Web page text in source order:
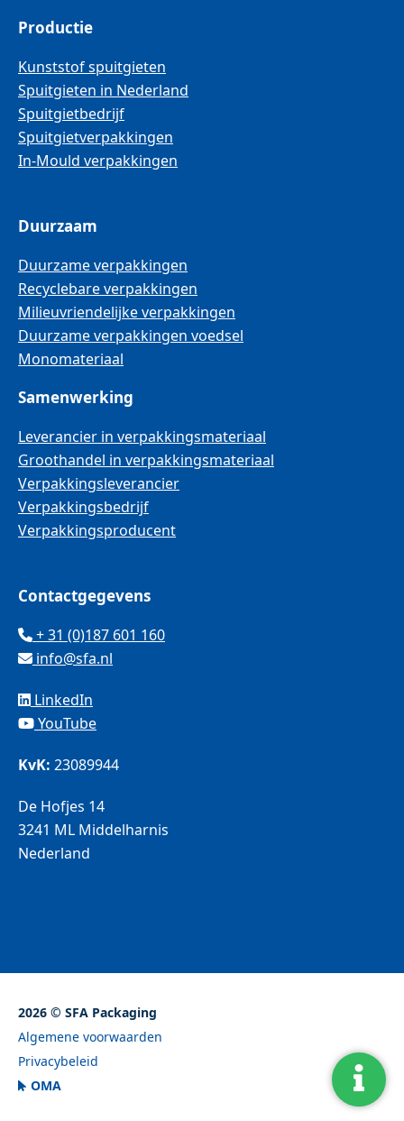
Productie
Kunststof spuitgieten
Spuitgieten in Nederland
Spuitgietbedrijf
Spuitgietverpakkingen
In-Mould verpakkingen
Duurzaam
Duurzame verpakkingen
Recyclebare verpakkingen
Milieuvriendelijke verpakkingen
Duurzame verpakkingen voedsel
Monomateriaal
Samenwerking
Leverancier in verpakkingsmateriaal
Groothandel in verpakkingsmateriaal
Verpakkingsleverancier
Verpakkingsbedrijf
Verpakkingsproducent
Contactgegevens
+ 31 (0)187 601 160
info@sfa.nl
LinkedIn
YouTube
KvK: 23089944
De Hofjes 14
3241 ML Middelharnis
Nederland
2026 © SFA Packaging
Algemene voorwaarden
Privacybeleid
OMA